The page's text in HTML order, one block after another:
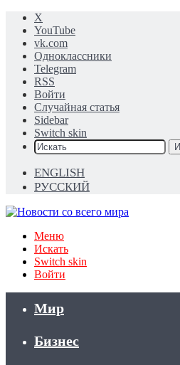
X
YouTube
vk.com
Одноклассники
Telegram
RSS
Войти
Случайная статья
Sidebar
Switch skin
ENGLISH
РУССКИЙ
Меню
Искать
Switch skin
Войти
Мир
Бизнес